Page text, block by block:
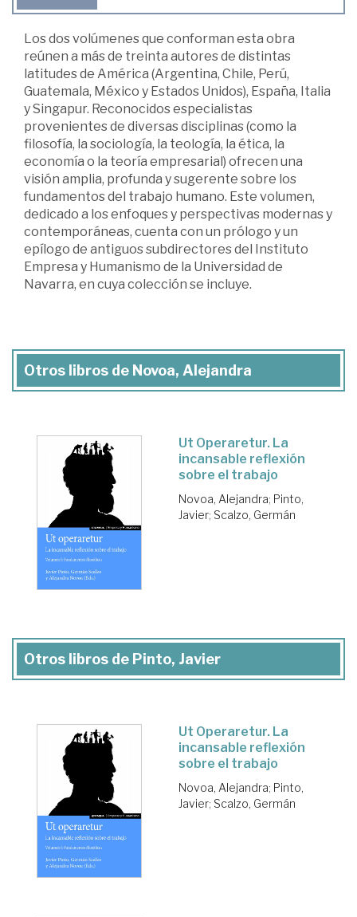
Los dos volúmenes que conforman esta obra
reúnen a más de treinta autores de distintas
latitudes de América (Argentina, Chile, Perú,
Guatemala, México y Estados Unidos), España, Italia
y Singapur. Reconocidos especialistas
provenientes de diversas disciplinas (como la
filosofía, la sociología, la teología, la ética, la
economía o la teoría empresarial) ofrecen una
visión amplia, profunda y sugerente sobre los
fundamentos del trabajo humano. Este volumen,
dedicado a los enfoques y perspectivas modernas y
contemporáneas, cuenta con un prólogo y un
epílogo de antiguos subdirectores del Instituto
Empresa y Humanismo de la Universidad de
Navarra, en cuya colección se incluye.
Otros libros de Novoa, Alejandra
Ut Operaretur. La
incansable reflexión
sobre el trabajo
Novoa, Alejandra; Pinto,
Javier; Scalzo, Germán
Otros libros de Pinto, Javier
Ut Operaretur. La
incansable reflexión
sobre el trabajo
Novoa, Alejandra; Pinto,
Javier; Scalzo, Germán